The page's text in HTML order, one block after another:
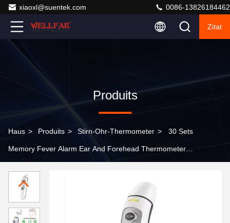
xiaoxl@suentek.com 0086-13826184462
Zitat
Produits
Haus > Produits > Stirn-Ohr-Thermometer > 30 Sets
Memory Fever Alarm Ear And Forehead Thermometer 3